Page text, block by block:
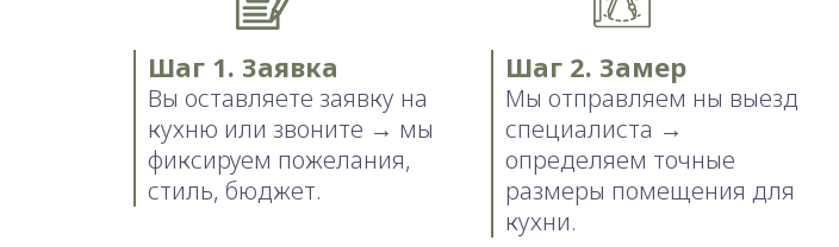
Шаг 1. Заявка
Вы оставляете заявку на
кухню или звоните → мы
фиксируем пожелания,
стиль, бюджет.
Шаг 2. Замер
Мы отправляем ны выезд
специалиста →
определяем точные
размеры помещения для
кухни.